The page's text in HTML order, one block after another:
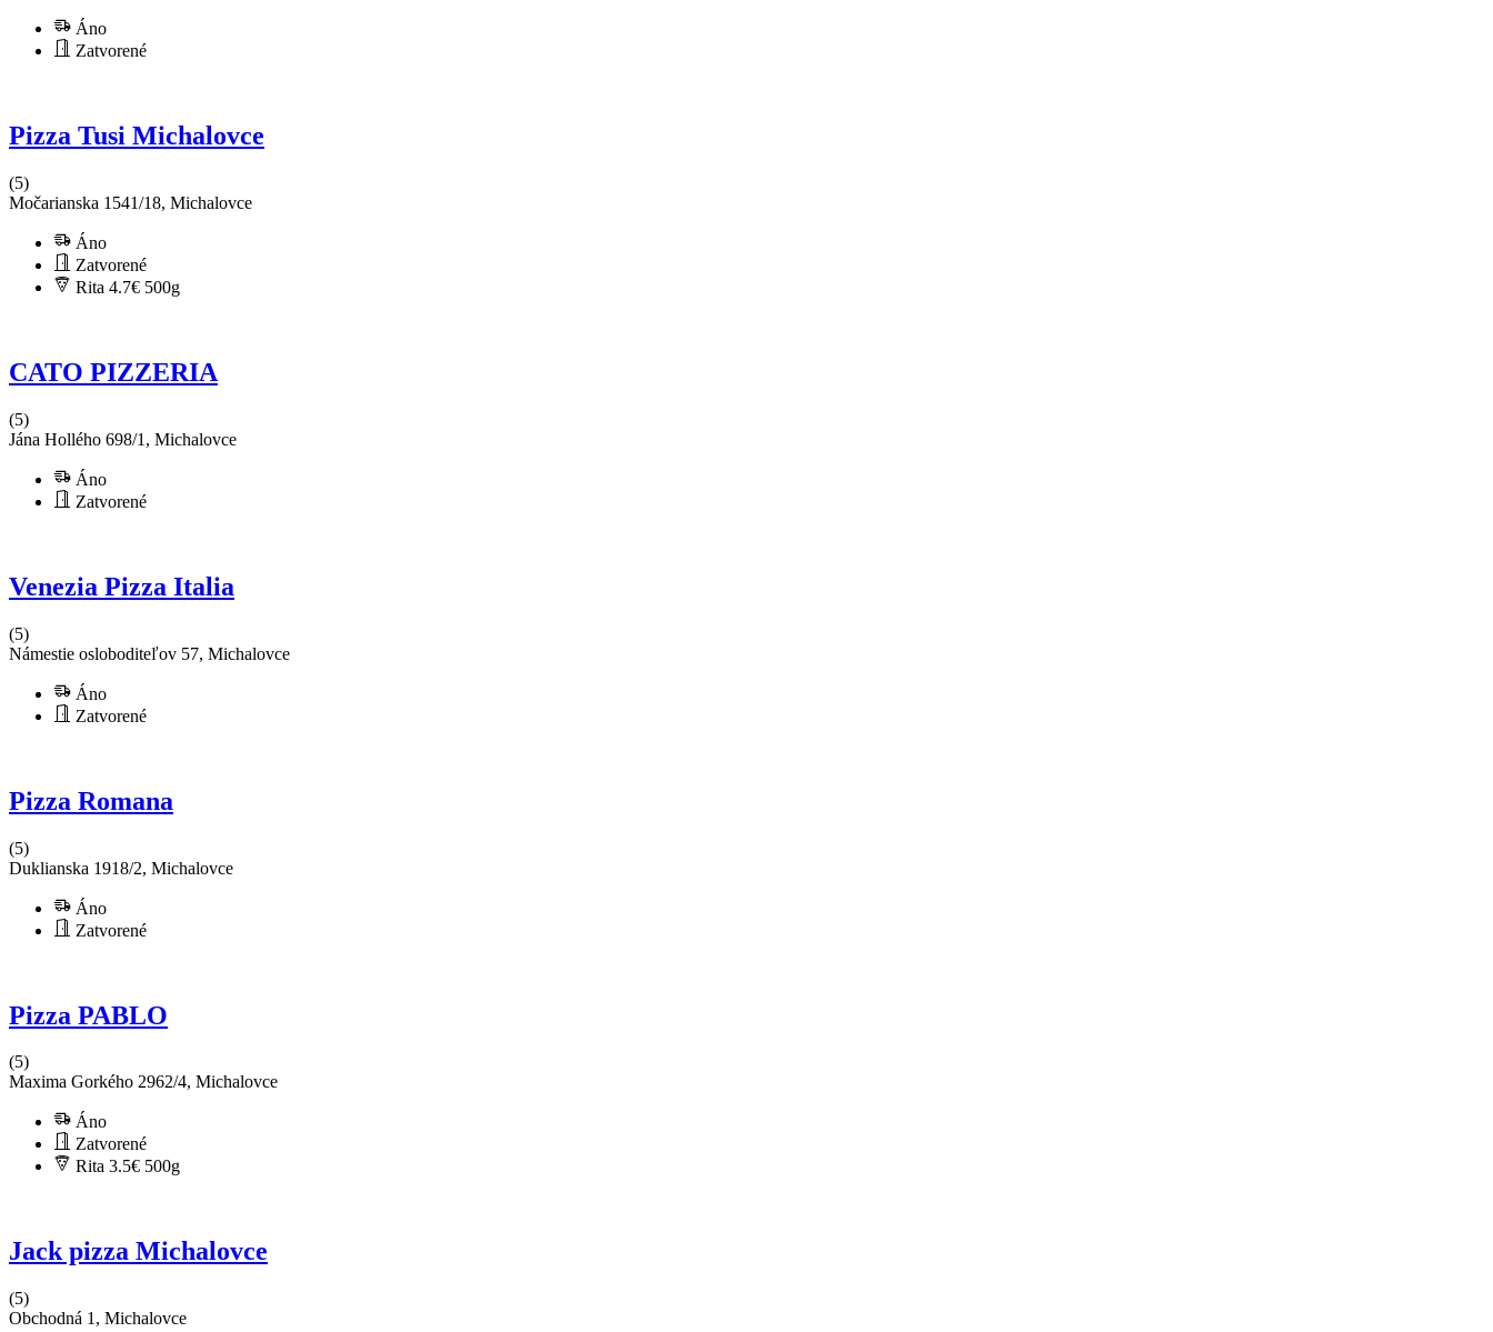
Áno
Zatvorené
Pizza Tusi Michalovce
(5)
Močarianska 1541/18, Michalovce
Áno
Zatvorené
Rita 4.7€ 500g
CATO PIZZERIA
(5)
Jána Hollého 698/1, Michalovce
Áno
Zatvorené
Venezia Pizza Italia
(5)
Námestie osloboditeľov 57, Michalovce
Áno
Zatvorené
Pizza Romana
(5)
Duklianska 1918/2, Michalovce
Áno
Zatvorené
Pizza PABLO
(5)
Maxima Gorkého 2962/4, Michalovce
Áno
Zatvorené
Rita 3.5€ 500g
Jack pizza Michalovce
(5)
Obchodná 1, Michalovce